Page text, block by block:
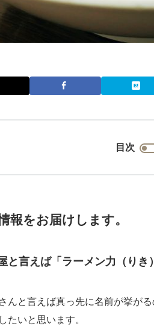
目次
報をお届けします。
と言えば「ラーメン力（りき
んと言えば真っ先に名前が挙が
たいと思います。